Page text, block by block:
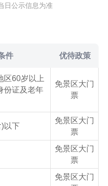
日公示信息为准
件 优待政策
区60岁以上
份证及老年
免景区大门
票
以下
免景区大门
票
免景区大门
票
免景区大门